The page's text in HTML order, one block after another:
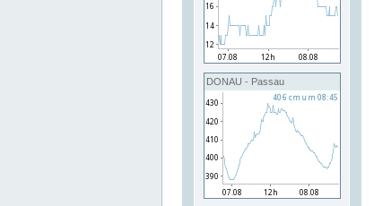
DONAU - Passau